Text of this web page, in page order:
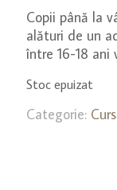
Copii până la
alături de un
între 16-18 ani
Stoc epuizat
Categorie: